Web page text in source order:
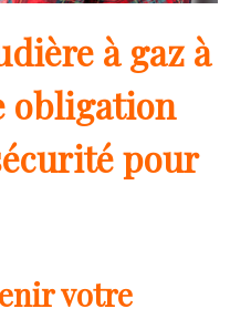
à gaz à
obligation
pour
votre